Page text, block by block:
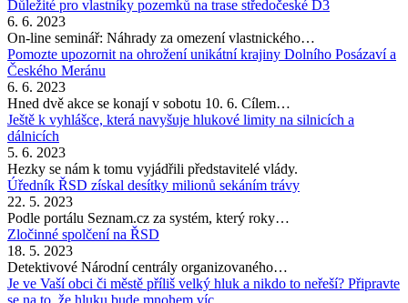
Důležité pro vlastníky pozemků na trase středočeské D3
6. 6. 2023
On-line seminář: Náhrady za omezení vlastnického…
Pomozte upozornit na ohrožení unikátní krajiny Dolního Posázaví a
Českého Meránu
6. 6. 2023
Hned dvě akce se konají v sobotu 10. 6. Cílem…
Ještě k vyhlášce, která navyšuje hlukové limity na silnicích a
dálnicích
5. 6. 2023
Hezky se nám k tomu vyjádřili představitelé vlády.
Úředník ŘSD získal desítky milionů sekáním trávy
22. 5. 2023
Podle portálu Seznam.cz za systém, který roky…
Zločinné spolčení na ŘSD
18. 5. 2023
Detektivové Národní centrály organizovaného…
Je ve Vaší obci či městě příliš velký hluk a nikdo to neřeší? Připravte
se na to, že hluku bude mnohem víc